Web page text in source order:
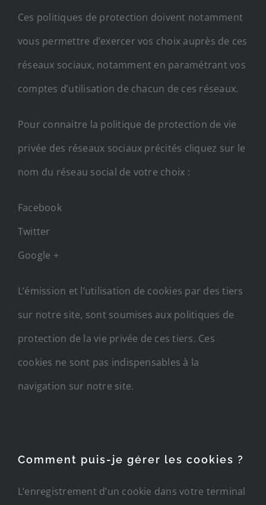
Ces politiques de protection doivent notamment
vous permettre d’exercer vos choix auprès de ces
réseaux sociaux, notamment en paramétrant vos
comptes d’utilisation de chacun de ces réseaux.
Pour connaitre la politique de protection de vie
privée des réseaux sociaux précités cliquez sur le
nom du réseau social de votre choix :
Facebook
Twitter
Google +
L’émission et l’utilisation de cookies par des tiers
sur notre site, sont soumises aux politiques de
protection de la vie privée de ces tiers. Ces
cookies ne sont pas indispensables à la
navigation sur notre site.
Comment puis-je gérer les cookies ?
L’enregistrement d’un cookie dans votre terminal